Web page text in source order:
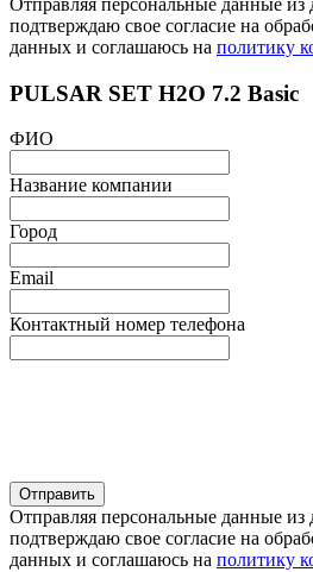
Отправляя персональные данные
подтверждаю свое согласие на
данных и соглашаюсь на политику
PULSAR SET H2O 7.2 Basic
ФИО
Название компании
Город
Email
Контактный номер телефона
Отправляя персональные данные
подтверждаю свое согласие на
данных и соглашаюсь на политику